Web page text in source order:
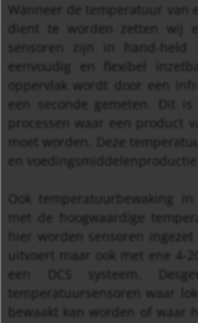
Wanneer de temperatuur van
dient te worden zetten wij
sensoren zijn in hand-held
eenvoudig en flexibel
oppervlak wordt door een
een seconde gemeten. Dit
processen waar een product
moet worden. Deze
en
Ook temperatuurbewaking
met de hoogwaardige
hier worden sensoren
uitvoert maar ook met ene 4-
een DCS systeem.
temperatuursensoren waar
bewaakt kan worden of waar